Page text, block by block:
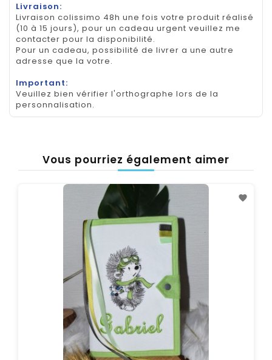
Livraison:
Livraison colissimo 48h une fois votre produit réalisé
(10 à 15 jours), pour un cadeau urgent veuillez me
contacter pour la disponibilité.
Pour un cadeau, possibilité de livrer a une autre
adresse que la votre.
Important:
Veuillez bien vérifier l'orthographe lors de la
personnalisation.
Vous pourriez également aimer